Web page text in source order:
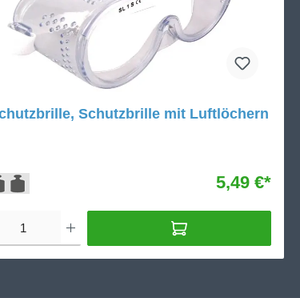
Schutzbrille mit Luftlöchern
5,49 €*